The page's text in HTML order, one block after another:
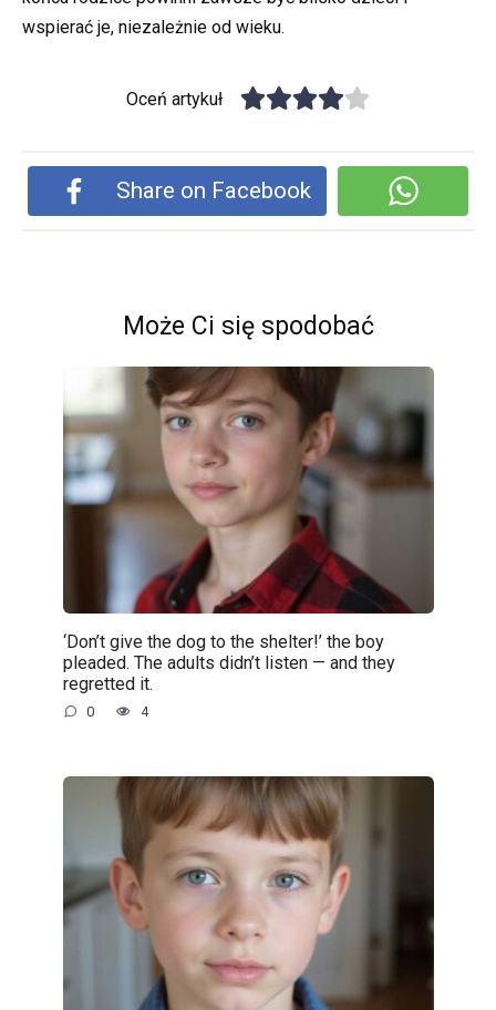
wspierać je, niezależnie od wieku.
Oceń artykuł
Share on Facebook
Może Ci się spodobać
‘Don’t give the dog to the shelter!’ the boy
pleaded. The adults didn’t listen — and they
regretted it.
0 4